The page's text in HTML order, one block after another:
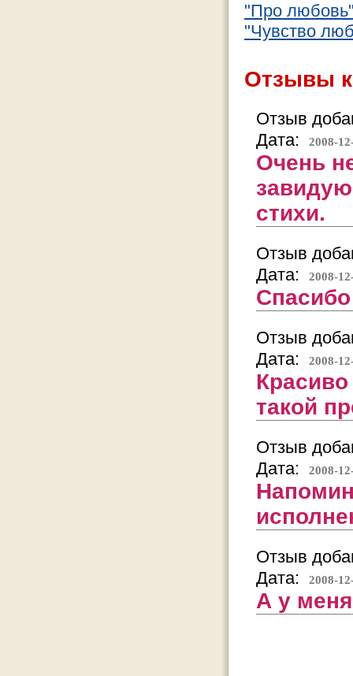
"Про
"Чувство
Отзывы
Отзыв
Дата:
2008-
Очень
стихи.
Отзыв
Дата:
2008-
Отзыв
Дата:
2008-
такой
Отзыв
Дата:
2008-
Отзыв
Дата:
2008-
А у